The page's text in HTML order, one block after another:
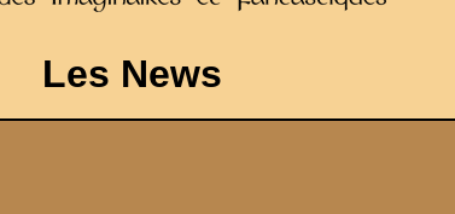
Les News